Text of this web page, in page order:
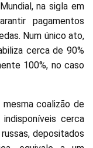
na sigla em
pagamentos
Num único ato,
cerca de 90%
100%, no caso
mesma coalizão de
cerca
depositados